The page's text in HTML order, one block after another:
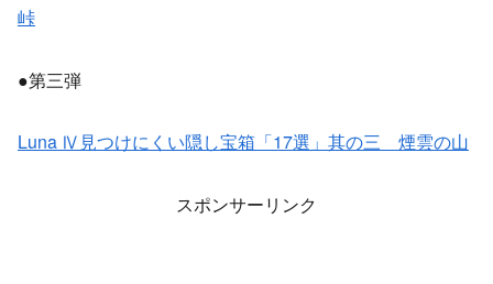
峠
●第三弾
Luna Ⅳ見つけにくい隠し宝箱「17選」其の三 煙雲の山
スポンサーリンク